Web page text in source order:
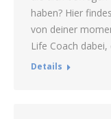
haben? Hier
von deiner
Life Coach
Details